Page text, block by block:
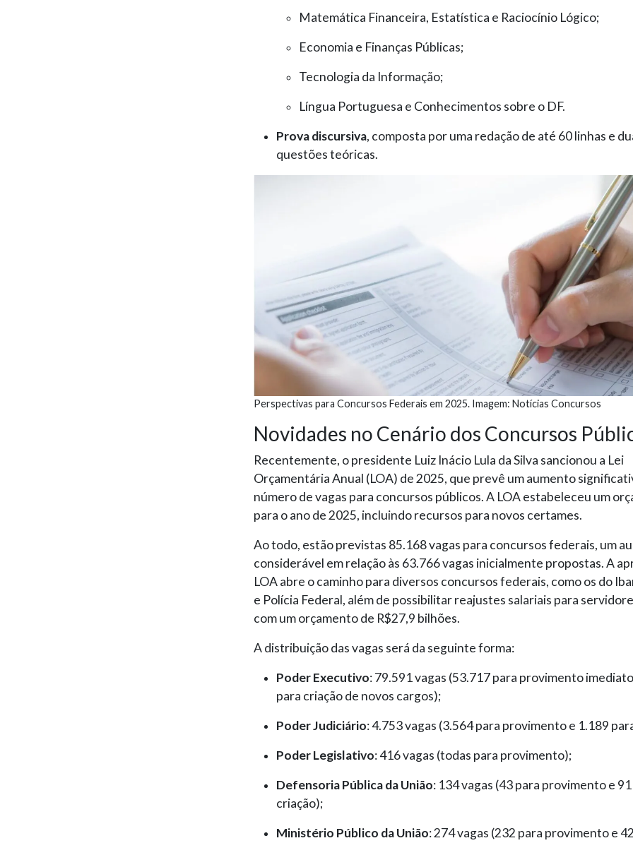
Matemática Financeira, Estatística e Raciocínio Lógico;
Economia e Finanças Públicas;
Tecnologia da Informação;
Língua Portuguesa e Conhecimentos sobre o DF.
Prova discursiva, composta por uma redação de até 60 linhas e
questões teóricas.
Perspectivas para Concursos Federais em 2025. Imagem: Notícias Concursos
Novidades no Cenário dos Concursos
Recentemente, o presidente Luiz Inácio Lula da Silva sancionou a Lei
Orçamentária Anual (LOA) de 2025, que prevê um aumento
número de vagas para concursos públicos. A LOA estabeleceu um
para o ano de 2025, incluindo recursos para novos certames.
Ao todo, estão previstas 85.168 vagas para concursos federais, um
considerável em relação às 63.766 vagas inicialmente propostas. A
LOA abre o caminho para diversos concursos federais, como os do
e Polícia Federal, além de possibilitar reajustes salariais para
com um orçamento de R$27,9 bilhões.
A distribuição das vagas será da seguinte forma:
Poder Executivo: 79.591 vagas (53.717 para provimento
para criação de novos cargos);
Poder Judiciário: 4.753 vagas (3.564 para provimento e 1.189
Poder Legislativo: 416 vagas (todas para provimento);
Defensoria Pública da União: 134 vagas (43 para provimento e
criação);
Ministério Público da União: 274 vagas (232 para provimento e